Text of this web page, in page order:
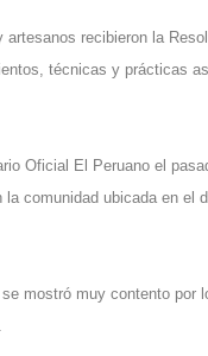
recibieron la
técnicas y prácticas
Oficial El Peruano el
comunidad ubicada en el
mostró muy contento por